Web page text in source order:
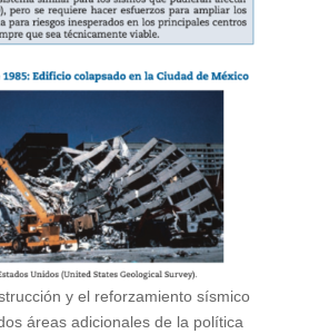
y el reforzamiento sísmico
áreas adicionales de la política